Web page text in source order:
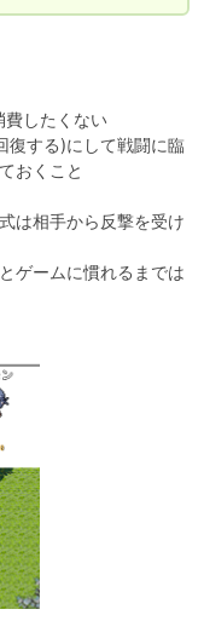
したくない
復する)にして戦闘に臨
おくこと
は相手から反撃を受け
ゲームに慣れるまでは